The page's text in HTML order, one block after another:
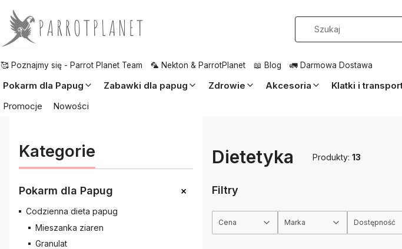
🥰 Poznajmy się - Parrot Planet Team 🦜 Nekton & ParrotPlanet 📖 Blog 🚛 Darmowa Dostawa
Pokarm dla Papug Zabawki dla papug Zdrowie Akcesoria Klatki i
Promocje
Nowości
Kategorie
Pokarm dla Papug +
Codzienna dieta papug
Mieszanka ziaren
Granulat
Dietetyka Produkty: 13
Filtry
Cena Marka Dostępność